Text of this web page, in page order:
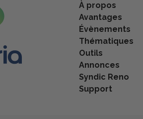
À propos
Avantages
Évènements
Thématiques
Outils
Annonces
Syndic Reno
Support